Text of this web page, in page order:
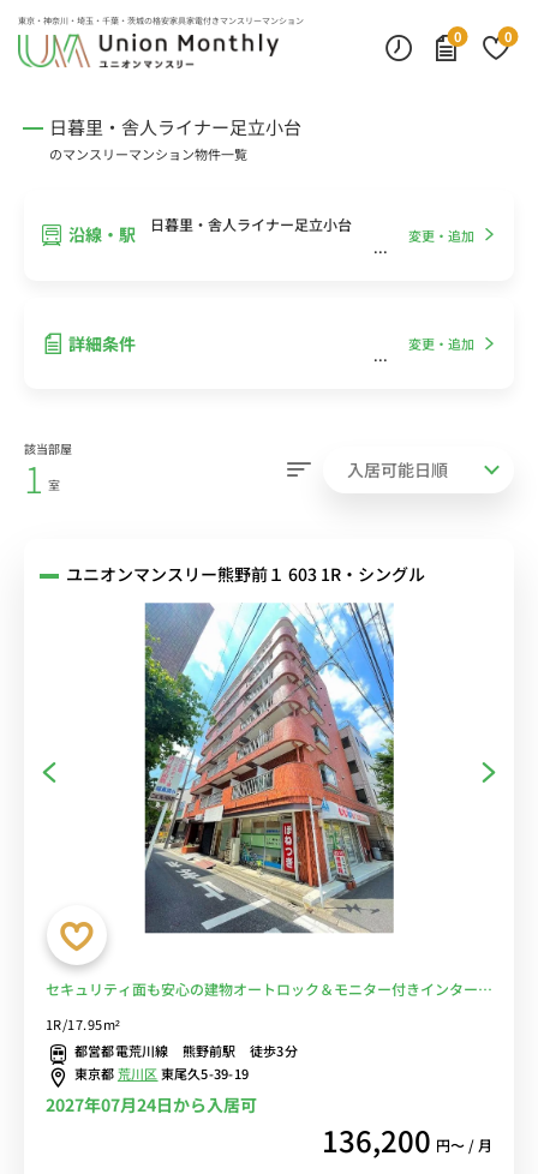
東京・神奈川・埼玉・千葉・茨城の格安家具家電付きマンスリーマンション
0
0
日暮里・舎人ライナー足立小台
のマンスリーマンション物件一覧
沿線・駅 日暮里・舎人ライナー足立小台
変更・追加
詳細条件 変更・追加
該当部屋
1 室
ユニオンマンスリー熊野前１ 603 1R・シングル
セキュリティ面も安心の建物オートロック＆モニター付きインターホ
スーパーがあり便利■選べるWi-Fi格安レンタル中！
1R/17.95m²
都営都電荒川線 熊野前駅 徒歩3分
東京都荒川区東尾久5-39-19
2027年07月24日から入居可
136,200 円〜 / 月